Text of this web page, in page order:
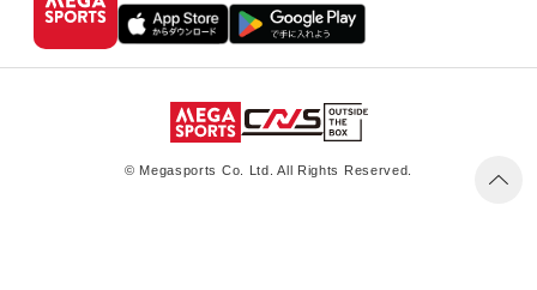
© Megasports Co. Ltd. All Rights Reserved.